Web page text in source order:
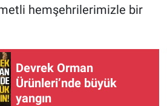
hemşehrilerimizle bir
Devrek Orman
Ürünleri’nde büyük
yangın